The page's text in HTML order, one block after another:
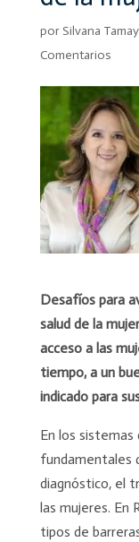
por Silvana
Comentarios
Desafíos para
salud de la
acceso a las
tiempo, a un
indicado para
En los sistemas
fundamentales
diagnóstico, el
las mujeres. En
tipos de